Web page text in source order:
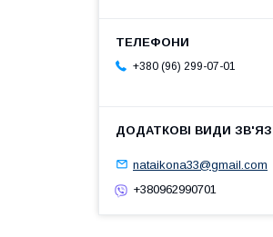
+380 (96) 299-07-01
nataikona33@gmail.com
+380962990701